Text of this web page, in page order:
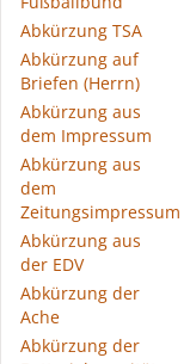
Abkürzung TSA
Abkürzung auf
Briefen (Herrn)
Abkürzung aus
dem Impressum
Abkürzung aus
dem
Zeitungsimpressum
Abkürzung aus
der EDV
Abkürzung der
Ache
Abkürzung der